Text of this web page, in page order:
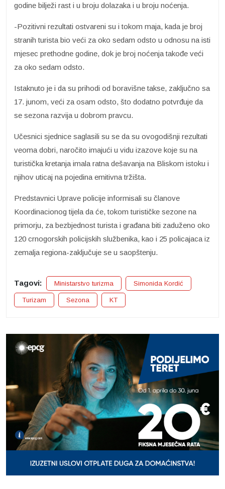
godine bilježi rast i u broju dolazaka i u broju noćenja.
-Pozitivni rezultati ostvareni su i tokom maja, kada je broj
stranih turista bio veći za oko sedam odsto u odnosu na isti
mjesec prethodne godine, dok je broj noćenja takođe veći
za oko sedam odsto.
Istaknuto je i da su prihodi od boravišne takse, zaključno sa
17. junom, veći za osam odsto, što dodatno potvrđuje da
se sezona razvija u dobrom pravcu.
Učesnici sjednice saglasili su se da su ovogodišnji rezultati
veoma dobri, naročito imajući u vidu izazove koje su na
turistička kretanja imala ratna dešavanja na Bliskom istoku i
njihov uticaj na pojedina emitivna tržišta.
Predstavnici Uprave policije informisali su članove
Koordinacionog tijela da će, tokom turističke sezone na
primorju, za bezbjednost turista i građana biti zaduženo oko
120 crnogorskih policijskih službenika, kao i 25 policajaca iz
zemalja regiona-zaključuje se u saopštenju.
Tagovi: Ministarstvo turizma Simonida Kordić
Turizam Sezona KT